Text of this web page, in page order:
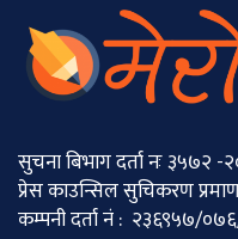
सुचना बिभाग दर्ता नः ३५७२
प्रेस काउन्सिल सुचिकरण
कम्पनी दर्ता नं : २३६९५७/